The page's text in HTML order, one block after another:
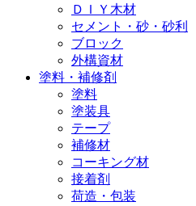
ＤＩＹ木材
セメント・砂・砂利
ブロック
外構資材
塗料・補修剤
塗料
塗装具
テープ
補修材
コーキング材
接着剤
荷造・包装